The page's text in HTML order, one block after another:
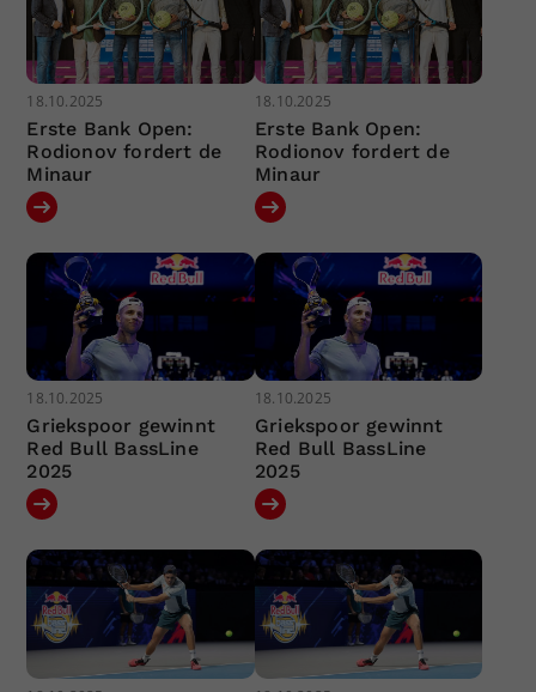
18.10.2025
Erste Bank Open:
Rodionov fordert de
Minaur
18.10.2025
Erste Bank Open:
Rodionov fordert de
Minaur
18.10.2025
Griekspoor gewinnt
Red Bull BassLine
2025
18.10.2025
Griekspoor gewinnt
Red Bull BassLine
2025